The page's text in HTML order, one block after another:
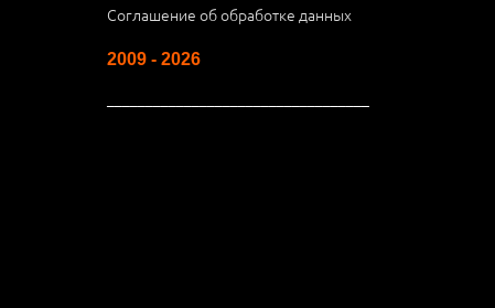
Соглашение об обработке данных
2009 - 2026